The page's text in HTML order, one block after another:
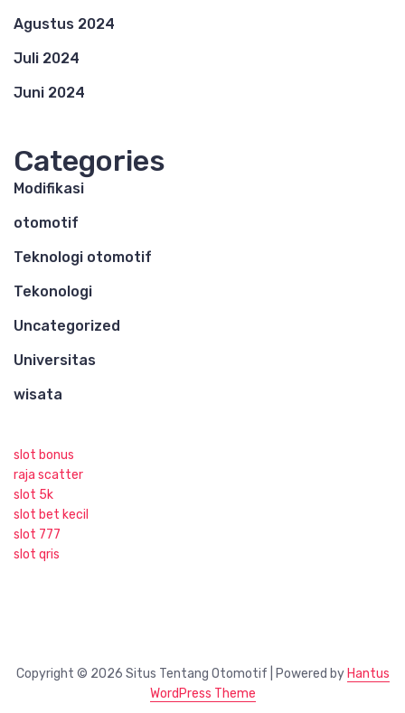
Agustus 2024
Juli 2024
Juni 2024
Categories
Modifikasi
otomotif
Teknologi otomotif
Tekonologi
Uncategorized
Universitas
wisata
slot bonus
raja scatter
slot 5k
slot bet kecil
slot 777
slot qris
Copyright © 2026 Situs Tentang Otomotif | Powered by Hantus
WordPress Theme